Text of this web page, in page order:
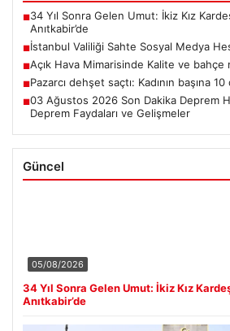
■34 Yıl Sonra Gelen Umut: İkiz Kız
Anıtkabir’de
■İstanbul Valiliği Sahte Sosyal Medya
■Açık Hava Mimarisinde Kalite ve bahçe
■Pazarcı dehşet saçtı: Kadının başına 10
■03 Ağustos 2026 Son Dakika Deprem
Deprem Faydaları ve Gelişmeler
Güncel
05/08/2026
34 Yıl Sonra Gelen Umut: İkiz Kız
Anıtkabir’de